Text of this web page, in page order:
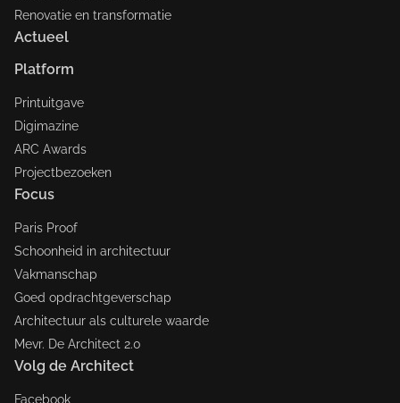
Renovatie en transformatie
Actueel
Platform
Printuitgave
Digimazine
ARC Awards
Projectbezoeken
Focus
Paris Proof
Schoonheid in architectuur
Vakmanschap
Goed opdrachtgeverschap
Architectuur als culturele waarde
Mevr. De Architect 2.0
Volg de Architect
Facebook